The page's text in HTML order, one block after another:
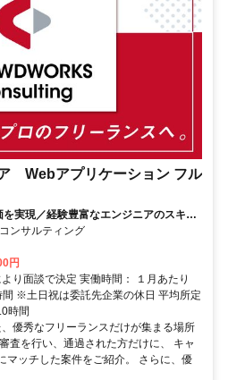
Webアプリケーション フル
を実現／経験豊富なエンジニアのスキル
ンサルティング
円
り面談で決定 実働時間： １月あたり
※土日祝は委託先企業の休日 平均所定
時間
優秀なフリーランスだけが集まる場所
査を行い、通過された方だけに、 キャ
マッチした案件をご紹介。 さらに、優